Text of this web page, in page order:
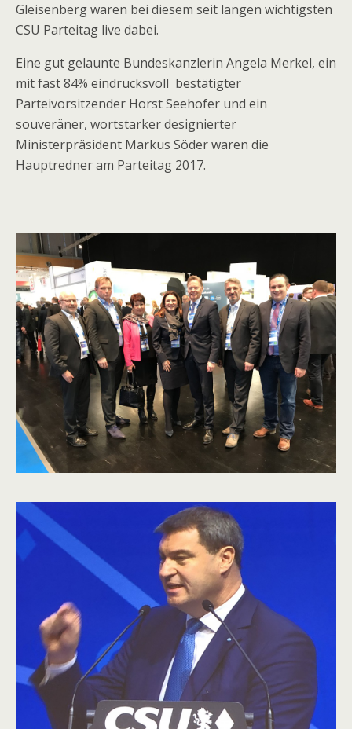
Gleisenberg waren bei diesem seit langen wichtigsten
CSU Parteitag live dabei.
Eine gut gelaunte Bundeskanzlerin Angela Merkel, ein
mit fast 84% eindrucksvoll bestätigter
Parteivorsitzender Horst Seehofer und ein
souveräner, wortstarker designierter
Ministerpräsident Markus Söder waren die
Hauptredner am Parteitag 2017.